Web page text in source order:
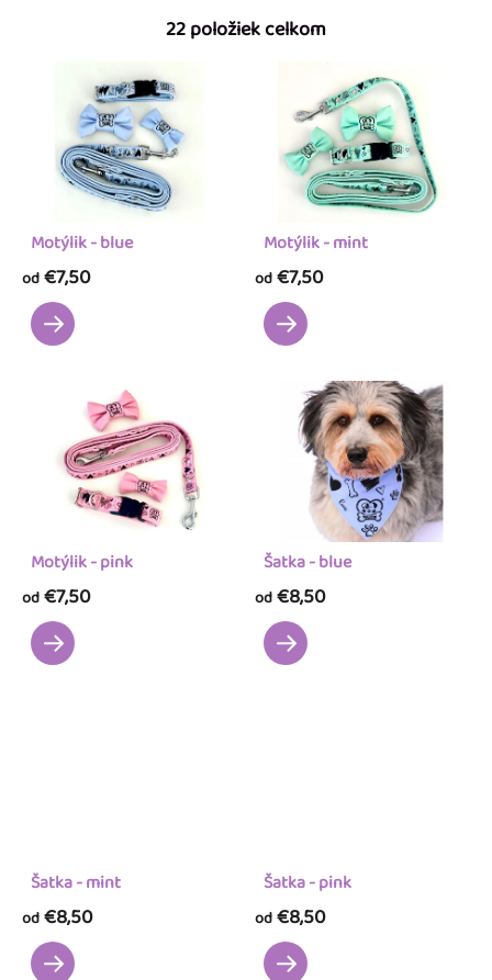
o
d
u
k
22položiek celkom
Motýlik - blue
od€7,50
Motýlik - mint
od€7,50
Motýlik - pink
od€7,50
Šatka - blue
od€8,50
Šatka - mint
od€8,50
Šatka - pink
od€8,50